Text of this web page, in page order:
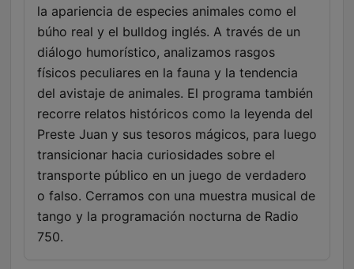
la apariencia de especies animales como el
búho real y el bulldog inglés. A través de un
diálogo humorístico, analizamos rasgos
físicos peculiares en la fauna y la tendencia
del avistaje de animales. El programa también
recorre relatos históricos como la leyenda del
Preste Juan y sus tesoros mágicos, para luego
transicionar hacia curiosidades sobre el
transporte público en un juego de verdadero
o falso. Cerramos con una muestra musical de
tango y la programación nocturna de Radio
750.